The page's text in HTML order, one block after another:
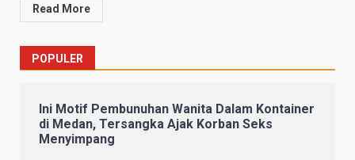
Read More
POPULER
Ini Motif Pembunuhan Wanita Dalam Kontainer
di Medan, Tersangka Ajak Korban Seks
Menyimpang